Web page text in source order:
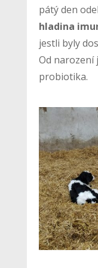
pátý den
hladina
jestli byly
Od narození
probiotika.